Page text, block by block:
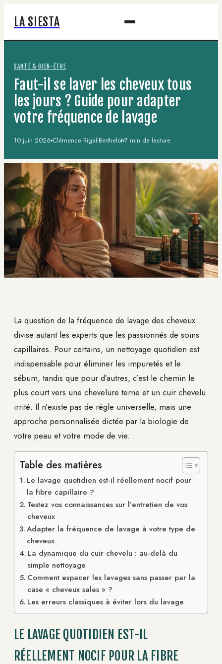
LA SIESTA
SANTÉ & BIEN-ÊTRE
Faut-il se laver les cheveux tous
les jours ? Guide pour adapter
votre fréquence de lavage
10 juin 2026·Clémence Rigal-Berthelot·7 min de lecture
La question de la fréquence de lavage des cheveux
divise autant les experts que les passionnés de soins
capillaires. Pour certains, un nettoyage quotidien est
indispensable pour éliminer les impuretés et le
sébum, tandis que pour d’autres, c’est le chemin le
plus court vers une chevelure terne et un cuir chevelu
irrité. Il n’existe pas de règle universelle, mais une
approche personnalisée dictée par la biologie de
votre peau et votre mode de vie.
Table des matières
Le lavage quotidien est-il réellement nocif pour
la fibre capillaire ?
Testez vos connaissances sur l’entretien de vos
cheveux
Adapter la fréquence de lavage à votre type de
cheveux
La dynamique du cuir chevelu : au-delà du
simple nettoyage
Comment espacer les lavages sans passer par la
case « cheveux sales » ?
Les erreurs classiques à éviter lors du lavage
LE LAVAGE QUOTIDIEN EST-IL
RÉELLEMENT NOCIF POUR LA FIBRE